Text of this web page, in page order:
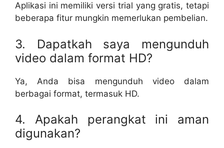
Aplikasi ini memiliki versi trial yang gratis, tetapi
beberapa fitur mungkin memerlukan pembelian.
3. Dapatkah saya mengunduh
video dalam format HD?
Ya, Anda bisa mengunduh video dalam
berbagai format, termasuk HD.
4. Apakah perangkat ini aman
digunakan?